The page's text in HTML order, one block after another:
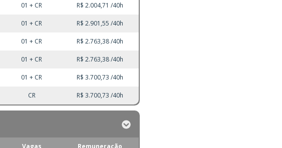
01 + CR R$ 2.004,71 /40h
01 + CR R$ 2.901,55 /40h
01 + CR R$ 2.763,38 /40h
01 + CR R$ 2.763,38 /40h
01 + CR R$ 3.700,73 /40h
CR R$ 3.700,73 /40h
Vagas Remuneração